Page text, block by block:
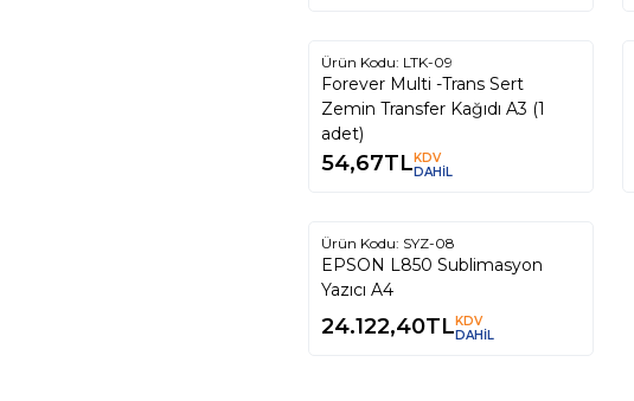
Ürün Kodu: LTK-09
Forever Multi -Trans Sert
Zemin Transfer Kağıdı A3 (1
adet)
54,67TLKDV
DAHİL
Ürün Kodu: SYZ-08
EPSON L850 Sublimasyon
Yazıcı A4
24.122,40TLKDV
DAHİL